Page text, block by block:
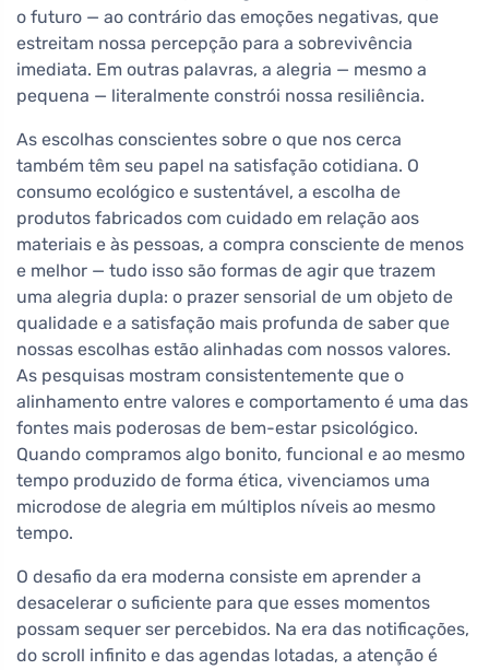
o futuro — ao contrário das emoções negativas, que
estreitam nossa percepção para a sobrevivência
imediata. Em outras palavras, a alegria — mesmo a
pequena — literalmente constrói nossa resiliência.
As escolhas conscientes sobre o que nos cerca
também têm seu papel na satisfação cotidiana. O
consumo ecológico e sustentável, a escolha de
produtos fabricados com cuidado em relação aos
materiais e às pessoas, a compra consciente de menos
e melhor — tudo isso são formas de agir que trazem
uma alegria dupla: o prazer sensorial de um objeto de
qualidade e a satisfação mais profunda de saber que
nossas escolhas estão alinhadas com nossos valores.
As pesquisas mostram consistentemente que o
alinhamento entre valores e comportamento é uma das
fontes mais poderosas de bem-estar psicológico.
Quando compramos algo bonito, funcional e ao mesmo
tempo produzido de forma ética, vivenciamos uma
microdose de alegria em múltiplos níveis ao mesmo
tempo.
O desafio da era moderna consiste em aprender a
desacelerar o suficiente para que esses momentos
possam sequer ser percebidos. Na era das notificações,
do scroll infinito e das agendas lotadas, a atenção é